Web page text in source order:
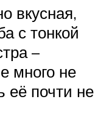
вкусная,
с тонкой
–
много не
её почти не